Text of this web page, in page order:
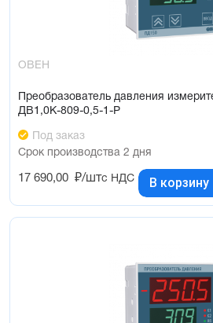
ОВЕН
Преобразователь давления
ДВ1,0К-809-0,5-1-Р
Под заказ
Срок производства 2 дня
17 690,00 ₽/штс НДС В корзину